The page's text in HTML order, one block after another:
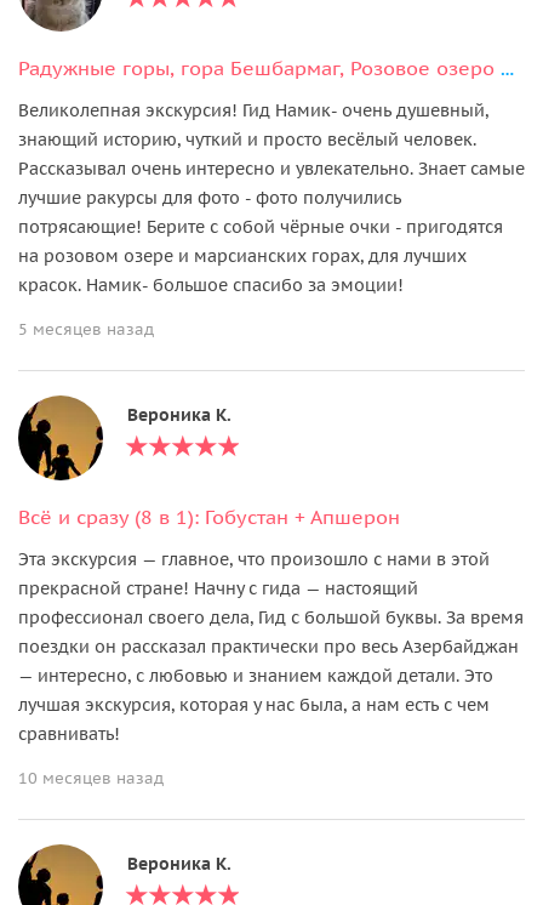
Радужные горы, гора Бешбармаг, Розовое озеро и дегустация черной икры
Великолепная экскурсия! Гид Намик- очень душевный,
знающий историю, чуткий и просто весёлый человек.
Рассказывал очень интересно и увлекательно. Знает самые
лучшие ракурсы для фото - фото получились
потрясающие! Берите с собой чёрные очки - пригодятся
на розовом озере и марсианских горах, для лучших
красок. Намик- большое спасибо за эмоции!
5 месяцев назад
Вероника К.
Всё и сразу (8 в 1): Гобустан + Апшерон
Эта экскурсия — главное, что произошло с нами в этой
прекрасной стране! Начну с гида — настоящий
профессионал своего дела, Гид с большой буквы. За время
поездки он рассказал практически про весь Азербайджан
— интересно, с любовью и знанием каждой детали. Это
лучшая экскурсия, которая у нас была, а нам есть с чем
сравнивать!
10 месяцев назад
Вероника К.